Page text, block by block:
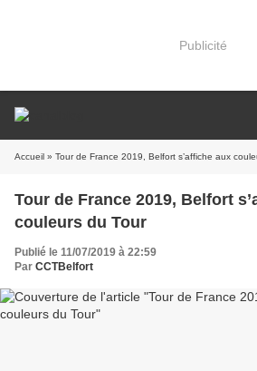
Publicité
Accueil » Tour de France 2019, Belfort s’affiche aux
Tour de France 2019, Belfort
couleurs du Tour
Publié le 11/07/2019 à 22:59
Par CCTBelfort